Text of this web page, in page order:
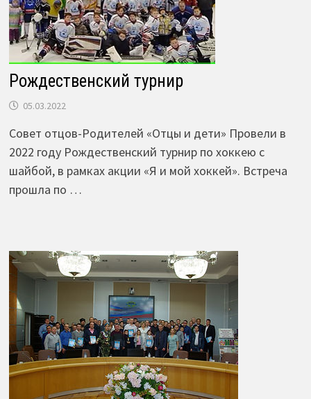
Рождественский турнир
05.03.2022
Совет отцов-Родителей «Отцы и дети» Провели в
2022 году Рождественский турнир по хоккею с
шайбой, в рамках акции «Я и мой хоккей». Встреча
прошла по …